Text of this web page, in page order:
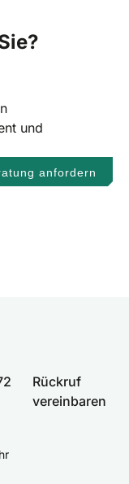
und
anfordern
Rückruf
vereinbaren